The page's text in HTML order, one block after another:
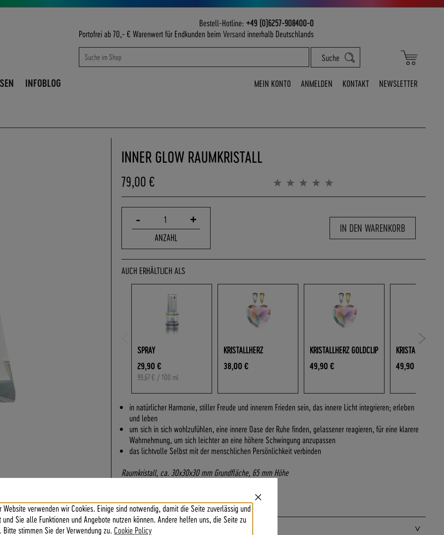
Close
Website verwenden wir Cookies. Einige sind notwendig, damit die Seite zuverlässig und
Sie alle Funktionen und Angebote nutzen können. Andere helfen uns, die Seite zu
Bitte stimmen Sie der Verwendung zu. Cookie Policy
Mein
Bestell-Hotline: +49 (0)6257-908400-0
Portofrei ab 70,- € Warenwert für Endkunden beim Versand innerhalb Deutschlands
Suche
Suche
Suche
INFOBLOG MEIN KONTO ANMELDEN KONTAKT NEWSLETTER
INNER GLOW RAUMKRISTALL
79,00 €
Bewertung:
- 1 +
ANZAHL
IN DEN WARENKORB
AUCH ERHÄLTLICH ALS
SPRAY
29,90 €
99,67 € / 100 ml
KRISTALLHERZ
38,00 €
KRISTALLHERZ GOLDCLIP
49,90 €
KRISTALLHERZ
49,90 €
in natürlicher Harmonie, stiller Freude und innerem Frieden sein, das innere Licht integrieren; erleben
und leben
um sich in sich wohlzufühlen, eine innere Oase der Ruhe finden, gelassener reagieren, für eine klarere
Wahrnehmung, um sich leichter an eine höhere Schwingung anzupassen
das lichtvolle Selbst mit der menschlichen Persönlichkeit verbinden
Raumkristall, ca. 30x30x30 mm Grundfläche, 65 mm Höhe
Details